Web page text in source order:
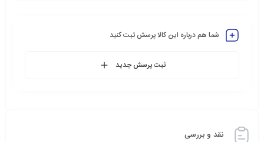
شما هم درباره این کالا پرسش ثبت کنید
ثبت پرسش جدید
نقد و بررسی